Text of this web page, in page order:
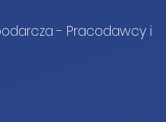
- Pracodawcy i